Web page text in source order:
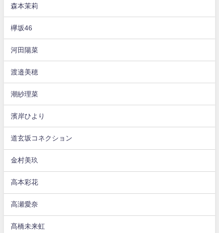
森本茉莉
欅坂46
河田陽菜
渡邉美穂
潮紗理菜
濱岸ひより
道玄坂コネクション
金村美玖
高本彩花
高瀬愛奈
髙橋未来虹